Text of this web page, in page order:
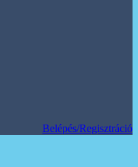
Belépés/Regisztráció